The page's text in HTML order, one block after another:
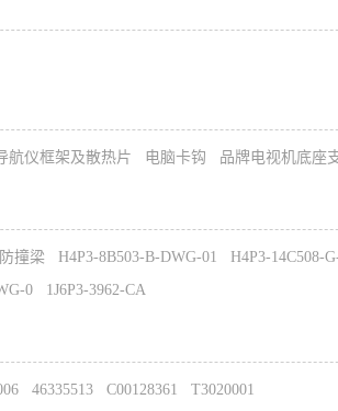
航仪框架及散热片 电脑卡钩 品牌电视机底座
撞梁 H4P3-8B503-B-DWG-01
H4P3-14C508-
0
1J6P3-3962-CA
46335513 C00128361 T3020001